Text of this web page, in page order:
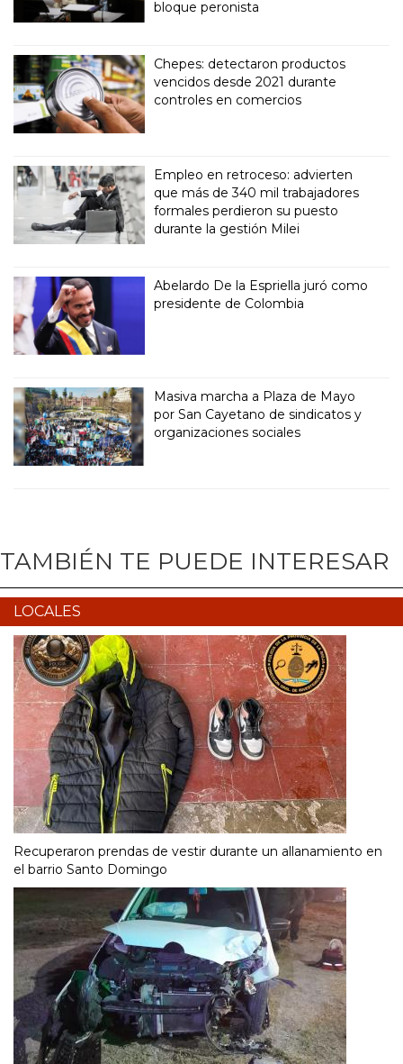
bloque peronista
Chepes: detectaron productos
vencidos desde 2021 durante
controles en comercios
Empleo en retroceso: advierten
que más de 340 mil trabajadores
formales perdieron su puesto
durante la gestión Milei
Abelardo De la Espriella juró como
presidente de Colombia
Masiva marcha a Plaza de Mayo
por San Cayetano de sindicatos y
organizaciones sociales
TAMBIÉN TE PUEDE INTERESAR
LOCALES
Recuperaron prendas de vestir durante un allanamiento en
el barrio Santo Domingo